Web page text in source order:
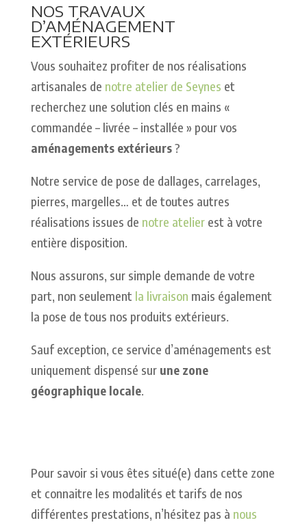
NOS TRAVAUX
D’AMÉNAGEMENT
EXTÉRIEURS
Vous souhaitez profiter de nos réalisations
artisanales de notre atelier de Seynes et
recherchez une solution clés en mains «
commandée – livrée – installée » pour vos
aménagements extérieurs?
Notre service de pose de dallages, carrelages,
pierres, margelles… et de toutes autres
réalisations issues de notre atelierest à votre
entière disposition.
Nous assurons, sur simple demande de votre
part, non seulement la livraison mais également
la pose de tous nos produits extérieurs.
Sauf exception, ce service d’aménagements est
uniquement dispensé surune zone
géographique locale.
Pour savoir si vous êtes situé(e) dans cette zone
et connaitre les modalités et tarifs de nos
différentes prestations, n’hésitez pas à nous